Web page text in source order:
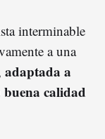
interminable
a una
adaptada a
calidad